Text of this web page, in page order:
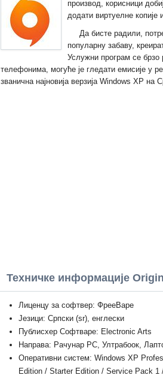
производ, корисници
додати виртуелне копије
Да бисте радили,
популарну забаву,
Услужни програм се брзо
телефонима, могуће је гледати емисије у
званична најновија верзија Windows XP на
Техничке информације Origin
Лиценцу за софтвер: ФрееВаре
Језици: Српски (sr), енглески
Публисхер Софтваре: Electronic Arts
Направа: Рачунар PC, Ултрабоок,
Оперативни систем: Windows XP
Edition / Starter Edition / Service Pack